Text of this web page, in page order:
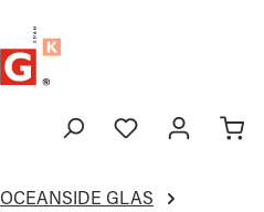
OCEANSIDE GLAS